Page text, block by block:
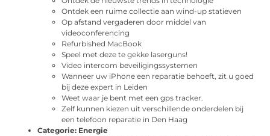
Ontdek een ruime collectie aan wind-up statieven
Op afstand vergaderen door middel van
videoconferencing
Refurbished MacBook
Speel met deze te gekke laserguns!
Video intercom beveiligingssystemen
Wanneer uw iPhone een reparatie behoeft, zit u goed
bij deze expert in Leiden
Weet waar je bent met een gps tracker.
Zelf kunnen kiezen uit verschillende onderdelen bij
een telefoon reparatie in Den Haag
Categorie: Energie